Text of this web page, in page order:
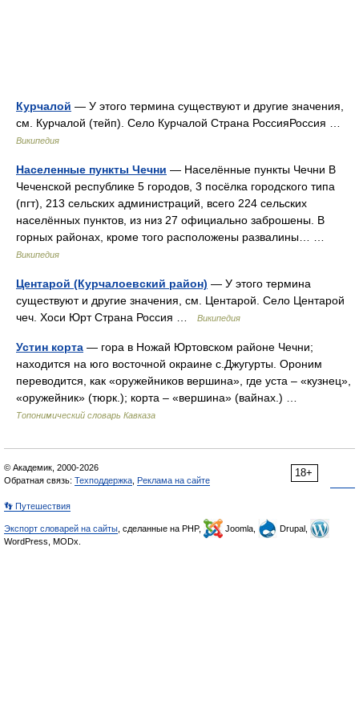
Курчалой — У этого термина существуют и другие значения,
см. Курчалой (тейп). Село Курчалой Страна РоссияРоссия …
Википедия
Населенные пункты Чечни — Населённые пункты Чечни В
Чеченской республике 5 городов, 3 посёлка городского типа
(пгт), 213 сельских администраций, всего 224 сельских
населённых пунктов, из низ 27 официально заброшены. В
горных районах, кроме того расположены развалины… …
Википедия
Центарой (Курчалоевский район) — У этого термина
существуют и другие значения, см. Центарой. Село Центарой
чеч. Хоси Юрт Страна Россия …
Википедия
Устин корта — гора в Ножай Юртовском районе Чечни;
находится на юго восточной окраине с.Джугурты. Ороним
переводится, как «оружейников вершина», где уста – «кузнец»,
«оружейник» (тюрк.); корта – «вершина» (вайнах.) …
Топонимический словарь Кавказа
18+
© Академик, 2000-2026
Обратная связь: Техподдержка Реклама на сайте
👣 Путешествия
Экспорт словарей на сайты , сделанные на PHP, Joomla,
Drupal,
WordPress, MODx.